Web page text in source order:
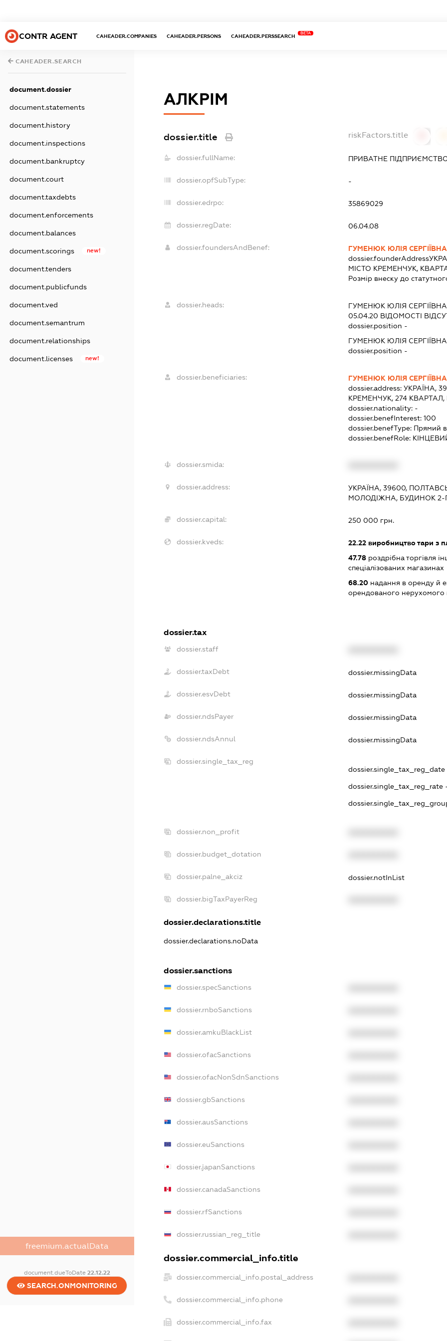
CONTR AGENT CAHEADER.COMPANIES CAHEADER.PERSONS CAHEADER.PERSSEARCH
BETA
CAHEADER.SEARCH
document.dossier
document.statements
document.history
document.inspections
document.bankruptcy
document.court
document.taxdebts
document.enforcements
document.balances
document.scorings new!
document.tenders
document.publicfunds
document.ved
document.semantrum
document.relationships
document.licenses new!
freemium.actualData
document.dueToDate 22.12.22
SEARCH.ONMONITORING
АЛКРІМ
dossier.title riskFactors.title
dossier.fullName: ПРИВАТНЕ
dossier.opfSubType: -
dossier.edrpo: 35869029
dossier.regDate: 06.04.08
dossier.foundersAndBenef:
ГУМЕНЮК ЮЛІЯ СЕРГІЇВНА
dossier.founderAddress
МІСТО КРЕМЕНЧУК,
Розмір внеску до
dossier.heads: ГУМЕНЮК ЮЛІЯ СЕРГІЇВНА
05.04.20 ВІДОМОСТІ
dossier.position -
ГУМЕНЮК ЮЛІЯ СЕРГІЇВНА
dossier.position -
dossier.beneficiaries:
ГУМЕНЮК ЮЛІЯ СЕРГІЇВНА
dossier.address:УКРАЇНА,
КРЕМЕНЧУК, 274
dossier.nationality: -
dossier.benefInterest:100
dossier.benefType: Прямий
dossier.benefRole:
dossier.smida:
dossier.address:
УКРАЇНА, 39600,
МОЛОДІЖНА, БУДИНОК 2-
dossier.capital: 250 000 грн.
dossier.kveds: 22.22 виробництво тари з
47.78 роздрібна торгівля
спеціалізованих магазинах
68.20 надання в оренду й
орендованого нерухомого
dossier.tax
dossier.staff
dossier.taxDebt dossier.missingData
dossier.esvDebt dossier.missingData
dossier.ndsPayer dossier.missingData
dossier.ndsAnnul dossier.missingData
dossier.single_tax_reg
dossier.single_tax_reg_date -
dossier.single_tax_reg_rate
dossier.non_profit
dossier.budget_dotation
dossier.palne_akciz dossier.notInList
dossier.bigTaxPayerReg
dossier.declarations.title
dossier.declarations.noData
dossier.sanctions
dossier.specSanctions
dossier.rnboSanctions
dossier.amkuBlackList
dossier.ofacSanctions
dossier.ofacNonSdnSanctions
dossier.gbSanctions
dossier.ausSanctions
dossier.euSanctions
dossier.japanSanctions
dossier.canadaSanctions
dossier.rfSanctions
dossier.russian_reg_title
dossier.commercial_info.title
dossier.commercial_info.postal_address
dossier.commercial_info.phone
dossier.commercial_info.fax